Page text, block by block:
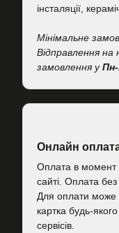
інсталяції,
Мінімальне
Відправлення на
замовлення у
Онлайн
Оплата в
сайті. Оплата без
Для оплати може
картка будь-
сервісів.